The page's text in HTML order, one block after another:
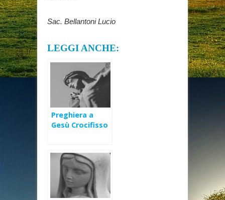
Sac. Bellantoni Lucio
LEGGI ANCHE:
Preghiera a
Gesù Crocifisso